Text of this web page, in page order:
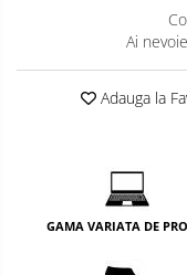
Ai
Adauga la
GAMA VARIATA DE